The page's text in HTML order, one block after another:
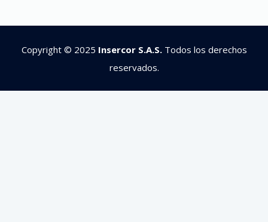
Copyright © 2025 Insercor S.A.S.Todos los derechos
reservados.